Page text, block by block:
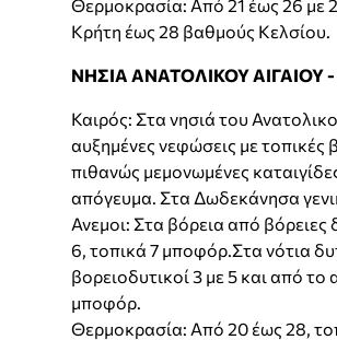
Θερμοκρασία: Από 21 έως 26 με
Κρήτη έως 28 βαθμούς Κελσίου.
ΝΗΣΙΑ ΑΝΑΤΟΛΙΚΟΥ
Καιρός: Στα νησιά του
αυξημένες νεφώσεις με τοπικές
πιθανώς μεμονωμένες
απόγευμα. Στα Δωδεκάνησα
Ανεμοι: Στα βόρεια από βόρειες
6, τοπικά 7 μποφόρ.Στα νότια
βορειοδυτικοί 3 με 5 και από
μποφόρ.
Θερμοκρασία: Από 20 έως 28,